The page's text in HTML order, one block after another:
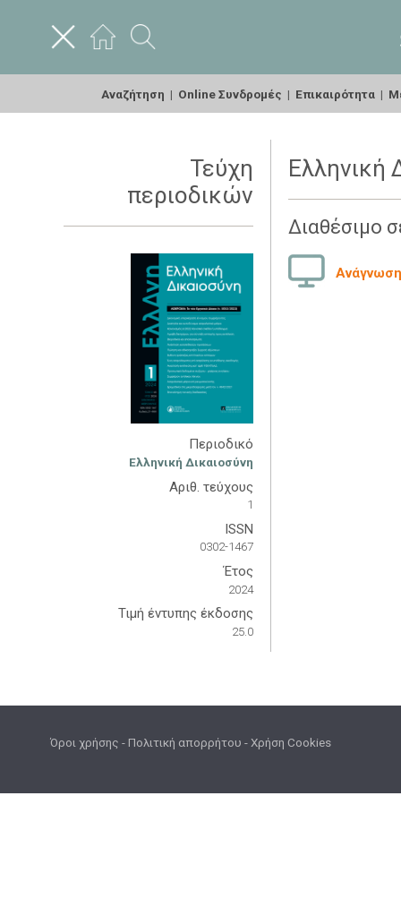
Αναζήτηση | Online Συνδρομές | Επικαιρότητα |
Τεύχη
περιοδικών
Περιοδικό
Ελληνική Δικαιοσύνη
Αριθ. τεύχους
1
ISSN
0302-1467
Έτος
2024
Τιμή έντυπης έκδοσης
25.0
Ελληνική
Διαθέσιμο
Όροι χρήσης -Πολιτική απορρήτου -Χρήση Cookies